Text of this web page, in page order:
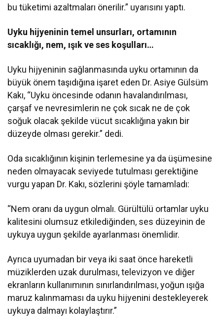
bu tüketimi azaltmaları önerilir.” uyarısını yaptı.
Uyku hijyeninin temel unsurları, ortamının
sıcaklığı, nem, ışık ve ses koşulları…
Uyku hijyeninin sağlanmasında uyku ortamının da
büyük önem taşıdığına işaret eden Dr. Asiye Gülsüm
Kakı, “Uyku öncesinde odanın havalandırılması,
çarşaf ve nevresimlerin ne çok sıcak ne de çok
soğuk olacak şekilde vücut sıcaklığına yakın bir
düzeyde olması gerekir.” dedi.
Oda sıcaklığının kişinin terlemesine ya da üşümesine
neden olmayacak seviyede tutulması gerektiğine
vurgu yapan Dr. Kakı, sözlerini şöyle tamamladı:
“Nem oranı da uygun olmalı. Gürültülü ortamlar uyku
kalitesini olumsuz etkilediğinden, ses düzeyinin de
uykuya uygun şekilde ayarlanması önemlidir.
Ayrıca uyumadan bir veya iki saat önce hareketli
müziklerden uzak durulması, televizyon ve diğer
ekranların kullanımının sınırlandırılması, yoğun ışığa
maruz kalınmaması da uyku hijyenini destekleyerek
uykuya dalmayı kolaylaştırır.”